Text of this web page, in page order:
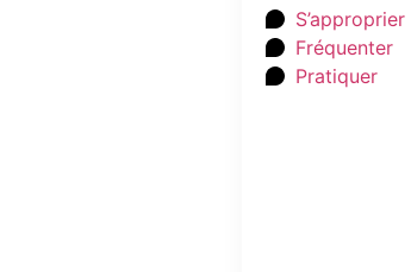
S’approprier
Fréquenter
Pratiquer